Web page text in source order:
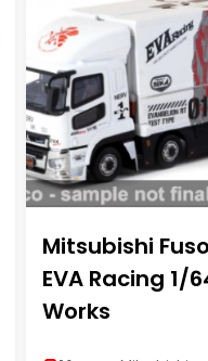
Mitsubishi
EVA Racing 1/
Works